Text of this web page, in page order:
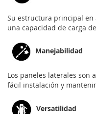
Su estructura principal en
una capacidad de carga
Manejabilidad
Los paneles laterales son
fácil instalación y
Versatilidad